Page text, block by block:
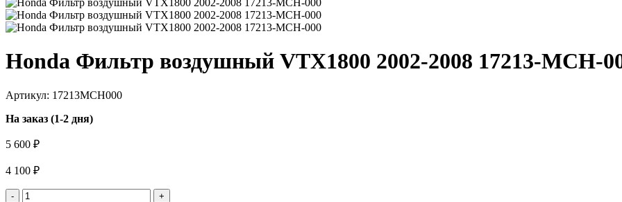
Honda Фильтр воздушный VTX1800 2002-2008 17213-MCH-
Артикул: 17213MCH000
На заказ (1-2 дня)
5 600 ₽
4 100 ₽
- +